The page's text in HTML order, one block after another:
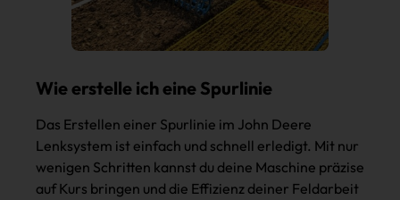
Wie erstelle ich eine Spurlinie
Das Erstellen einer Spurlinie im John Deere
Lenksystem ist einfach und schnell erledigt. Mit nur
wenigen Schritten kannst du deine Maschine präzise
auf Kurs bringen und die Effizienz deiner Feldarbeit